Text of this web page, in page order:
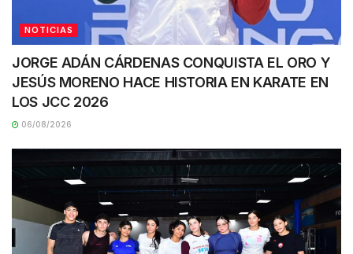
NOTICIAS
JORGE ADÁN CÁRDENAS CONQUISTA EL ORO Y
JESÚS MORENO HACE HISTORIA EN KARATE EN
LOS JCC 2026
06/08/2026